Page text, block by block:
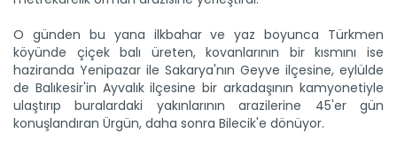
O günden bu yana ilkbahar ve yaz boyunca Türkmen
köyünde çiçek balı üreten, kovanlarının bir kısmını ise
haziranda Yenipazar ile Sakarya'nın Geyve ilçesine, eylülde
de Balıkesir'in Ayvalık ilçesine bir arkadaşının kamyonetiyle
ulaştırıp buralardaki yakınlarının arazilerine 45'er gün
konuşlandıran Ürgün, daha sonra Bilecik'e dönüyor.